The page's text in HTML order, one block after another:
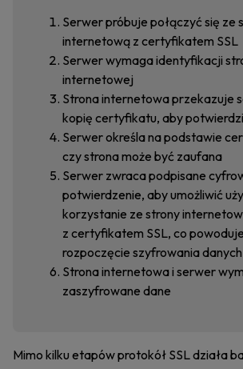
Serwer próbuje połączyć się ze
internetową z certyfikatem SSL
Serwer wymaga identyfikacji
internetowej
Strona internetowa przekazuje
kopię certyfikatu, aby
Serwer określa na podstawie
czy strona może być zaufana
Serwer zwraca podpisane
potwierdzenie, aby umożliwić
korzystanie ze strony
z certyfikatem SSL, co powoduje
rozpoczęcie szyfrowania danych
Strona internetowa i serwer
zaszyfrowane dane
Mimo kilku etapów protokół SSL działa